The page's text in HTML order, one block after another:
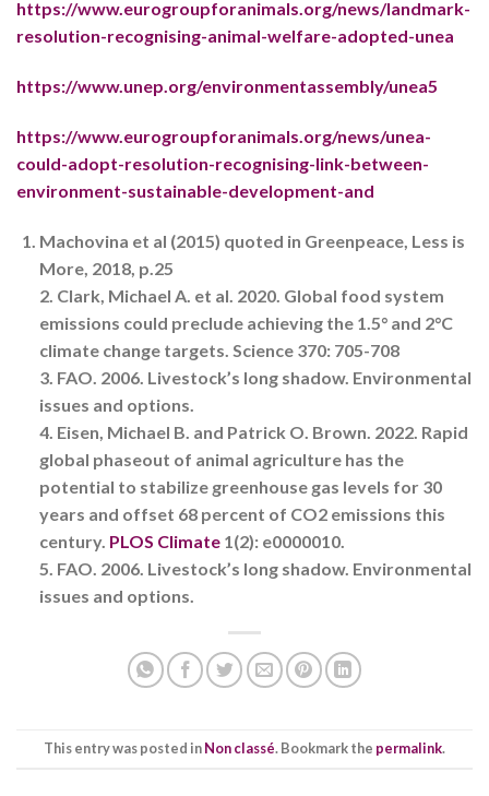
https://www.eurogroupforanimals.org/news/landmark-
resolution-recognising-animal-welfare-adopted-unea
https://www.unep.org/environmentassembly/unea5
https://www.eurogroupforanimals.org/news/unea-
could-adopt-resolution-recognising-link-between-
environment-sustainable-development-and
Machovina et al (2015) quoted in Greenpeace, Less is
More, 2018, p.25
2. Clark, Michael A. et al. 2020. Global food system
emissions could preclude achieving the 1.5° and 2°C
climate change targets. Science 370: 705-708
3. FAO. 2006. Livestock’s long shadow. Environmental
issues and options.
4. Eisen, Michael B. and Patrick O. Brown. 2022. Rapid
global phaseout of animal agriculture has the
potential to stabilize greenhouse gas levels for 30
years and offset 68 percent of CO2 emissions this
century. PLOS Climate1(2): e0000010.
5. FAO. 2006. Livestock’s long shadow. Environmental
issues and options.
This entry was posted inNon classé. Bookmark the permalink.